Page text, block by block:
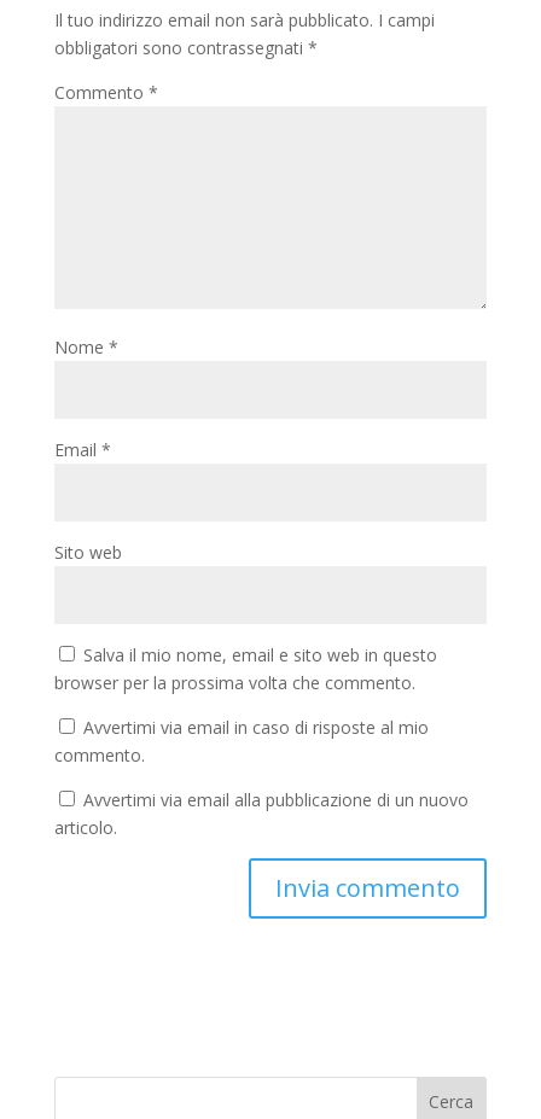
Il tuo indirizzo email non sarà pubblicato. I campi
obbligatori sono contrassegnati *
Commento *
Nome *
Email *
Sito web
Salva il mio nome, email e sito web in questo
browser per la prossima volta che commento.
Avvertimi via email in caso di risposte al mio
commento.
Avvertimi via email alla pubblicazione di un nuovo
articolo.
Cerca